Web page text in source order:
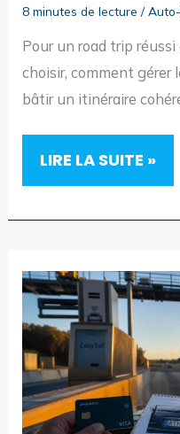
8 minutes de lecture /
Pour un road trip
choisir, comment gérer
bâtir un itinéraire
PORTUGAL
VOITURE
CHOISIR
VÉHICULE,
GÉRER
LES
PÉAGES
ET
TRACER
UN
ITINÉRAIRE
FLUIDE
LIRE LA SUITE »